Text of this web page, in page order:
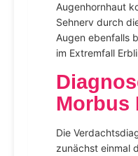
Augenhornhaut
Sehnerv durch
Augen ebenfalls
im Extremfall
Morbus
Die
zunächst einmal